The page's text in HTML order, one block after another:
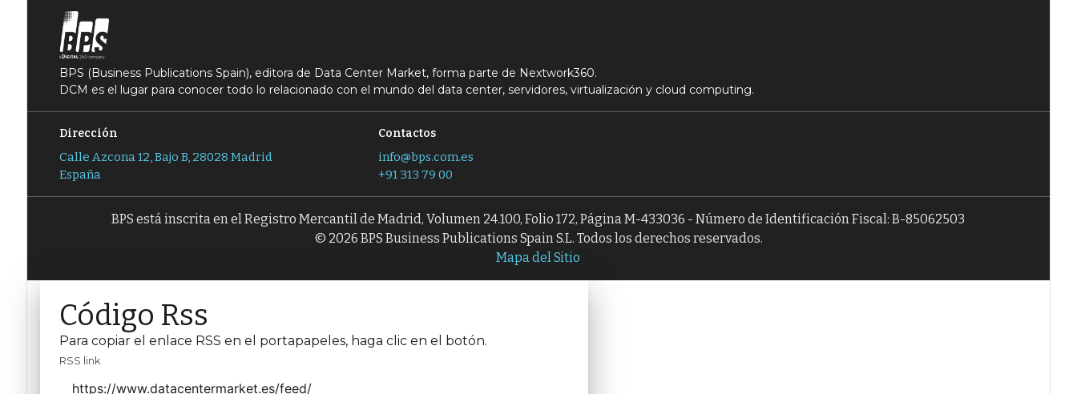
BPS (Business Publications Spain), editora de Data Center Market, forma parte de Nextwork360.
DCM es el lugar para conocer todo lo relacionado con el mundo del data center, servidores, virtualización y cloud computing.
Dirección
Calle Azcona 12, Bajo B, 28028 Madrid
España
Contactos
info@bps.com.es
+91 313 79 00
BPS está inscrita en el Registro Mercantil de Madrid, Volumen 24.100, Folio 172, Página M-433036 - Número de Identificación Fiscal: B-85062503
© 2026 BPS Business Publications Spain S.L. Todos los derechos reservados.
Mapa del Sitio
Código Rss
Para copiar el enlace RSS en el portapapeles, haga clic en el botón.
RSS link